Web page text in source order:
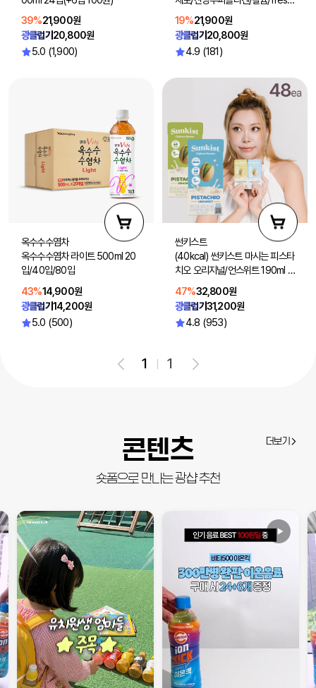
39%21,900원
광클럽가 20,800원
5.0 (1,900)
100ml 40입 (맛 선택1)
19%21,900원
광클럽가 20,800원
4.9 (181)
옥수수수염차
옥수수수염차 라이트 500ml 20
입/40입/80입
43%14,900원
광클럽가 14,200원
5.0 (500)
썬키스트
(40kcal) 썬키스트 마시는 피스타
치오 오리지널/언스위트 190ml 4
8입(선택2)
47%32,800원
광클럽가 31,200원
4.8 (953)
1 1
콘텐츠 더보기
숏폼으로 만나는 광샵 추천